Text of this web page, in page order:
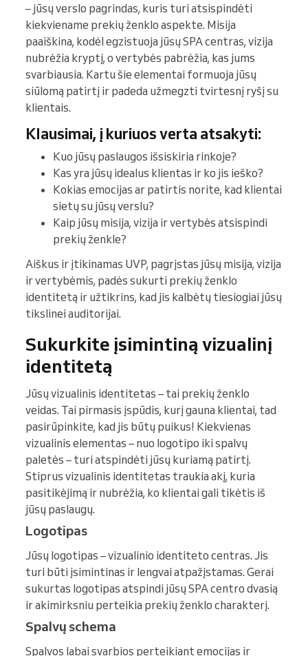
– jūsų verslo pagrindas, kuris turi atsispindėti
kiekviename prekių ženklo aspekte. Misija
paaiškina, kodėl egzistuoja jūsų SPA centras, vizija
nubrėžia kryptį, o vertybės pabrėžia, kas jums
svarbiausia. Kartu šie elementai formuoja jūsų
siūlomą patirtį ir padeda užmegzti tvirtesnį ryšį su
klientais.
Klausimai, į kuriuos verta atsakyti:
Kuo jūsų paslaugos išsiskiria rinkoje?
Kas yra jūsų idealus klientas ir ko jis ieško?
Kokias emocijas ar patirtis norite, kad klientai
sietų su jūsų verslu?
Kaip jūsų misija, vizija ir vertybės atsispindi
prekių ženkle?
Aiškus ir įtikinamas UVP, pagrįstas jūsų misija, vizija
ir vertybėmis, padės sukurti prekių ženklo
identitetą ir užtikrins, kad jis kalbėtų tiesiogiai jūsų
tikslinei auditorijai.
Sukurkite įsimintiną vizualinį
identitetą
Jūsų vizualinis identitetas – tai prekių ženklo
veidas. Tai pirmasis įspūdis, kurį gauna klientai, tad
pasirūpinkite, kad jis būtų puikus! Kiekvienas
vizualinis elementas – nuo logotipo iki spalvų
paletės – turi atspindėti jūsų kuriamą patirtį.
Stiprus vizualinis identitetas traukia akį, kuria
pasitikėjimą ir nubrėžia, ko klientai gali tikėtis iš
jūsų paslaugų.
Logotipas
Jūsų logotipas – vizualinio identiteto centras. Jis
turi būti įsimintinas ir lengvai atpažįstamas. Gerai
sukurtas logotipas atspindi jūsų SPA centro dvasią
ir akimirksniu perteikia prekių ženklo charakterį.
Spalvų schema
Spalvos labai svarbios perteikiant emocijas ir